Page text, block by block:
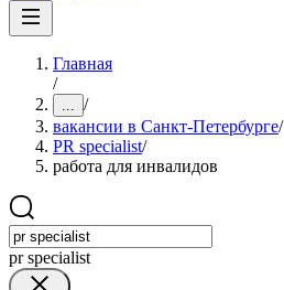
Главная
/
... /
вакансии в Санкт-Петербурге/
PR specialist/
работа для инвалидов
pr specialist